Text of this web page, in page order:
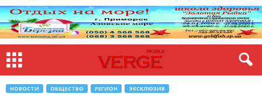
НОВОСТИ ОБЩЕСТВО РЕГИОН ЭКСКЛЮЗИВ